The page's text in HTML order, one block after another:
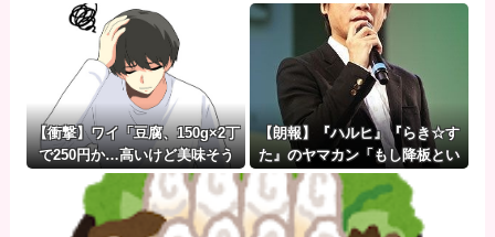
【衝撃】ワイ「豆腐、150g×2丁
で250円か…高いけど美味そう
だし一丁買ってみるか！」→結
果ｗｗｗｗｗ(※画像あり)
【朗報】『ハルヒ』『らき☆す
た』のヤマカン「もし降板とい
うことになったら、俺が『みい
ちゃんと山田さん』のアニメ監
督やります」